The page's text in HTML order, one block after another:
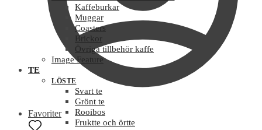
Favoriter
Kaffeburkar
Muggar
Coasters
Brickor
Övriga tillbehör kaffe
Image Feature
TE
LÖSTE
Svart te
Grönt te
Rooibos
Fruktte och örtte